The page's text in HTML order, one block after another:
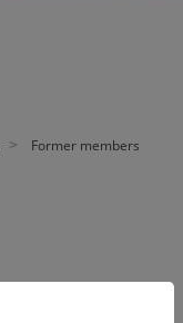
Former members